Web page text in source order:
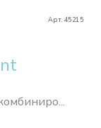
Арт. 45215